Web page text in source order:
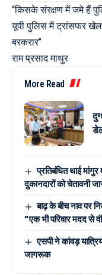
“किसके संरक्षण में जमे हैं
यूपी पुलिस में ट्रांसफर
बरकरार”
राम प्रसाद माथुर
More Read
प्रतिबंधित थाई
दुकानदारों को चेतावनी
बाढ़ के बीच नाव पर
"एक भी परिवार मदद से
एसपी ने कांवड़
जागरूक